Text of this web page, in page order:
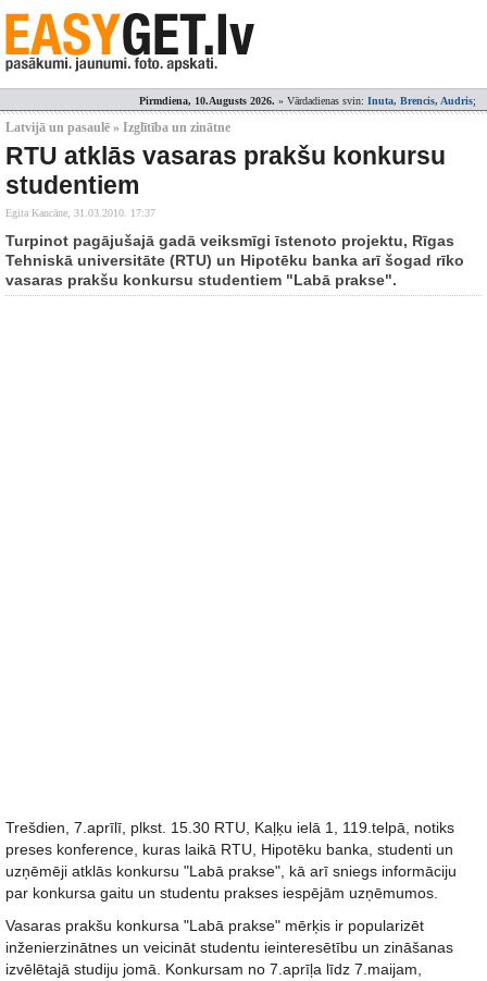
Pirmdiena, 10.Augusts 2026. » Vārdadienas svin: Inuta, Brencis, Audris;
Latvijā un pasaulē » Izglītība un zinātne
RTU atklās vasaras prakšu konkursu
studentiem
Egita Kancāne, 31.03.2010. 17:37
Turpinot pagājušajā gadā veiksmīgi īstenoto projektu, Rīgas
Tehniskā universitāte (RTU) un Hipotēku banka arī šogad rīko
vasaras prakšu konkursu studentiem "Labā prakse".
Trešdien, 7.aprīlī, plkst. 15.30 RTU, Kaļķu ielā 1, 119.telpā, notiks
preses konference, kuras laikā RTU, Hipotēku banka, studenti un
uzņēmēji atklās konkursu "Labā prakse", kā arī sniegs informāciju
par konkursa gaitu un studentu prakses iespējām uzņēmumos.
Vasaras prakšu konkursa "Labā prakse" mērķis ir popularizēt
inženierzinātnes un veicināt studentu ieinteresētību un zināšanas
izvēlētajā studiju jomā. Konkursam no 7.aprīļa līdz 7.maijam,